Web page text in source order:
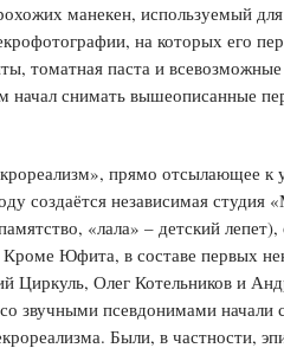
манекен, используемый
на которых его
томатная паста и всевозможные
начал снимать вышеописанные
прямо отсылающее
создаётся независимая
«лала» – детский
Юфита, в составе первых
Циркуль, Олег Котельников и
звучными псевдонимами начали
Были, в частности,